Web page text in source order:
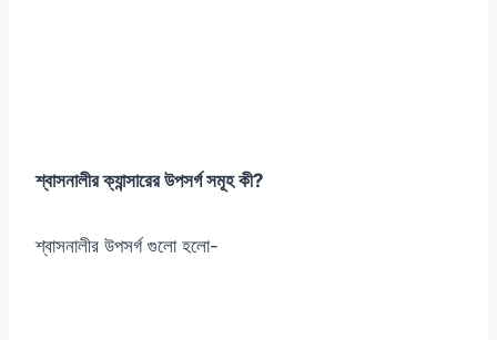
শ্বাসনালীর ক্যান্সারের উপসর্গ সমূহ কী?
শ্বাসনালীর উপসর্গ গুলো হলো-